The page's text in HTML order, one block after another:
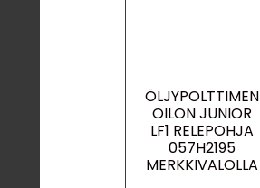
ÖLJYPOLTTIMEN
OILON JUNIOR
LF1 RELEPOHJA
057H2195
MERKKIVALOLLA